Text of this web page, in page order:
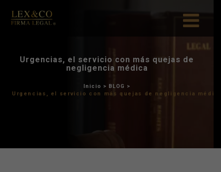
Urgencias, el servicio con